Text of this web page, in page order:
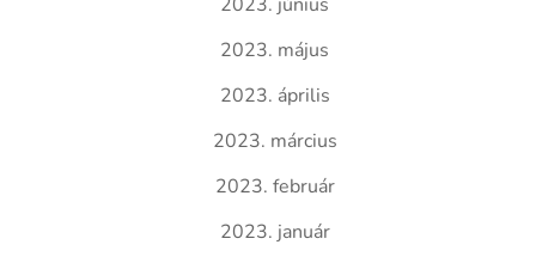
2023. május
2023. április
2023. március
2023. február
2023. január